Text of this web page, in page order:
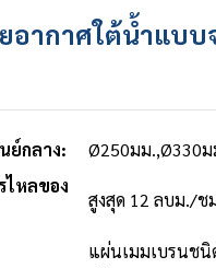
อากาศใต้น้ำแบ
ย์กลาง:
Ø250มม.,Ø330ม
ไหลของ
สูงสุด 12 ลบม./ช
แผ่นเมมเบรนชนิ